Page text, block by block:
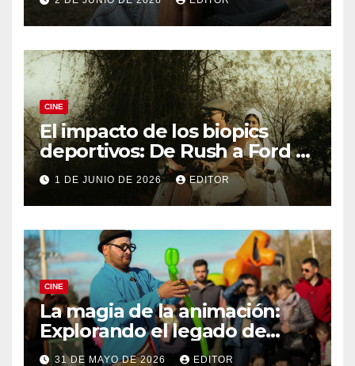
CINE
El impacto de los biopics
deportivos: De Rush a Ford v
Ferrari
1 DE JUNIO DE 2026 EDITOR
CINE
La magia de la animación:
Explorando el legado de
DreamWorks
31 DE MAYO DE 2026 EDITOR